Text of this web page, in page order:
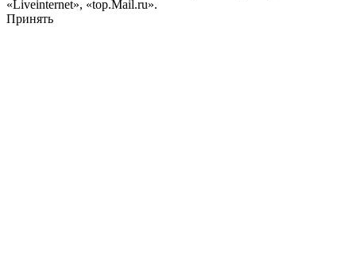
«Liveinternet», «top.Mail.ru».
Принять